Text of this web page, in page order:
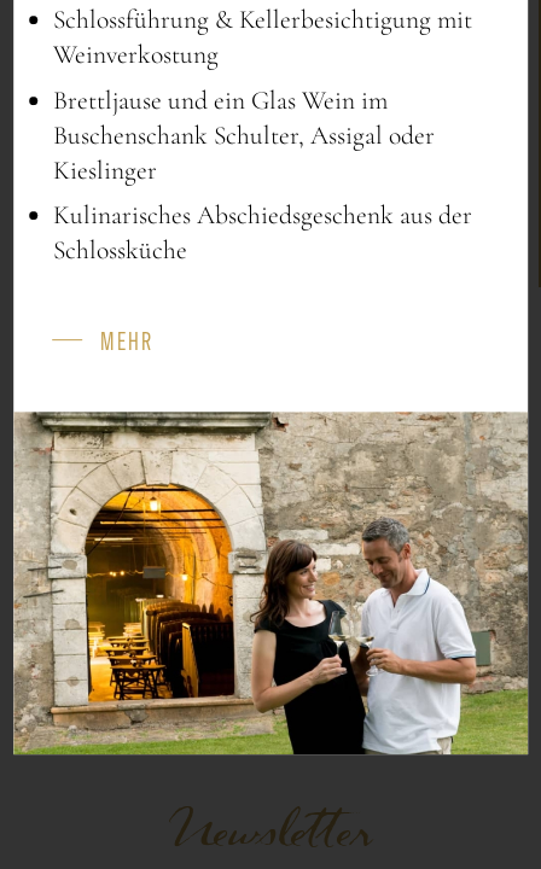
EMPFANG
0
JETZT ANFRAGEN
Newsletter
Schlossführung & Kellerbesichtigung mit
Weinverkostung
Brettljause und ein Glas Wein im
Buschenschank Schulter, Assigal oder
Kieslinger
Kulinarisches Abschiedsgeschenk aus der
Schlossküche
MEHR